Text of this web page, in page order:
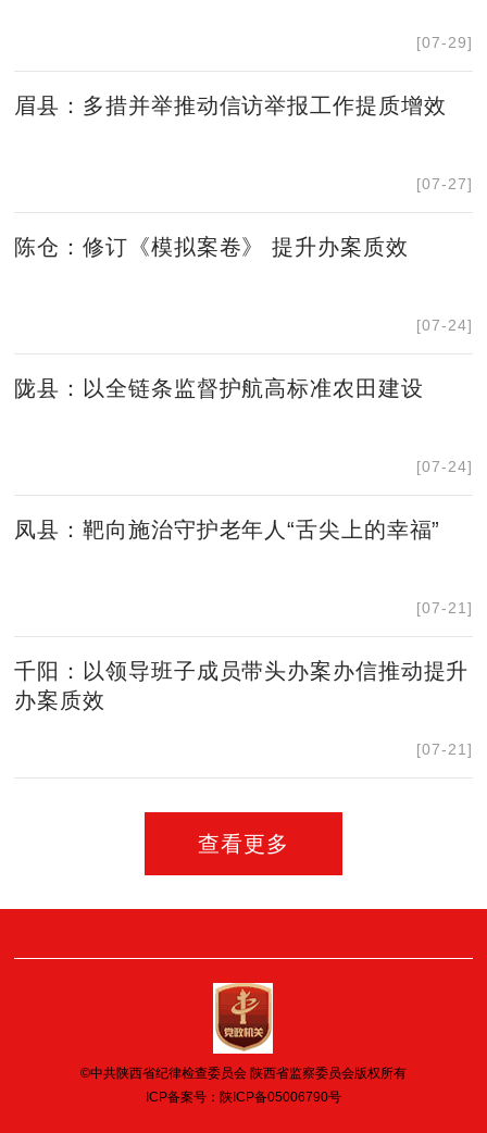
[07-29]
眉县：多措并举推动信访举报工作提质增效
[07-27]
陈仓：修订《模拟案卷》 提升办案质效
[07-24]
陇县：以全链条监督护航高标准农田建设
[07-24]
凤县：靶向施治守护老年人“舌尖上的幸福”
[07-21]
千阳：以领导班子成员带头办案办信推动提升
办案质效
[07-21]
查看更多
©中共陕西省纪律检查委员会 陕西省监察委员会版权所有
ICP备案号： 陕ICP备05006790号